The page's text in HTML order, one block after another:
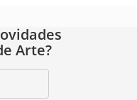
Arte?